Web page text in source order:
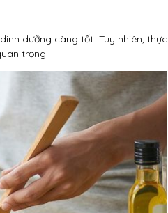
dưỡng càng tốt. Tuy nhiên, thực
trọng.